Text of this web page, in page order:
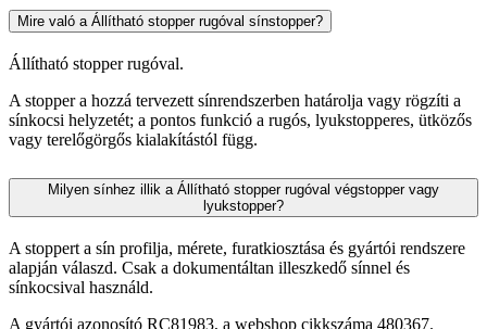
Mire való a Állítható stopper rugóval sínstopper?
Állítható stopper rugóval.
A stopper a hozzá tervezett sínrendszerben határolja vagy rögzíti a
sínkocsi helyzetét; a pontos funkció a rugós, lyukstopperes, ütközős
vagy terelőgörgős kialakítástól függ.
Milyen sínhez illik a Állítható stopper rugóval végstopper vagy
lyukstopper?
A stoppert a sín profilja, mérete, furatkiosztása és gyártói rendszere
alapján válaszd. Csak a dokumentáltan illeszkedő sínnel és
sínkocsival használd.
A gyártói azonosító RC81983, a webshop cikkszáma 480367.